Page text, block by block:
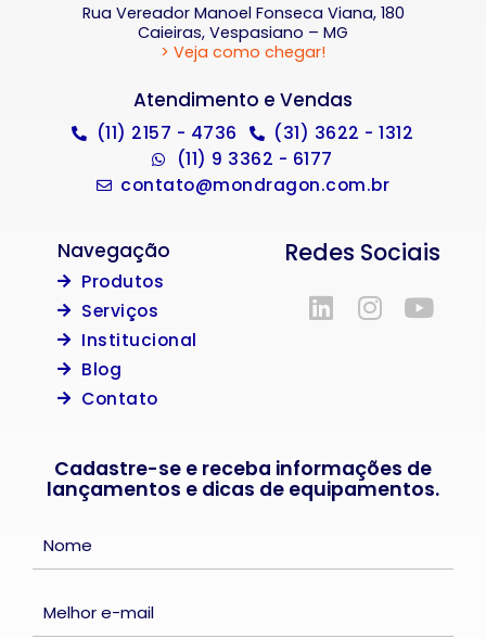
Rua Vereador Manoel Fonseca Viana, 180
Caieiras, Vespasiano – MG
> Veja como chegar!
Atendimento e Vendas
(11) 2157 - 4736
(31) 3622 - 1312
(11) 9 3362 - 6177
contato@mondragon.com.br
Navegação
Produtos
Serviços
Institucional
Blog
Contato
Redes Sociais
Cadastre-se e receba informações de
lançamentos e dicas de equipamentos.